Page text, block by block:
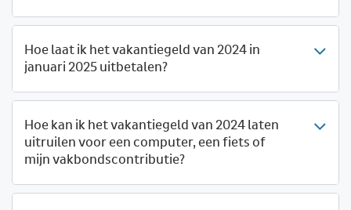
Hoe laat ik het vakantiegeld van 2024 in
januari 2025 uitbetalen?
Hoe kan ik het vakantiegeld van 2024 laten
uitruilen voor een computer, een fiets of
mijn vakbondscontributie?